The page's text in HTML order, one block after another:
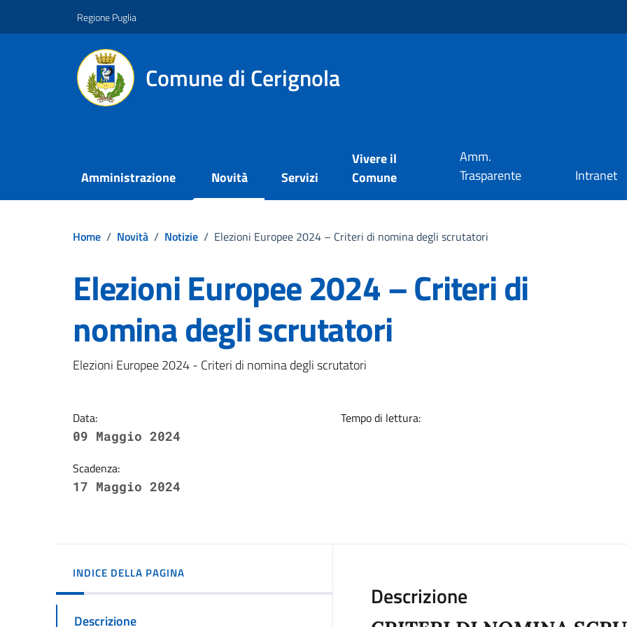
Regione Puglia
Comune di Cerignola
Amministrazione Novità Servizi
Vivere il
Comune
Amm.
Trasparente
Intranet
Home / Novità / Notizie / Elezioni Europee 2024 – Criteri di nomina degli scrutatori
Elezioni Europee 2024 – Criteri di
nomina degli scrutatori
Dettagli della notizia
Elezioni Europee 2024 - Criteri di nomina degli scrutatori
Data:
09 Maggio 2024
Scadenza:
17 Maggio 2024
Tempo di lettura:
INDICE DELLA PAGINA
Descrizione
Descrizione